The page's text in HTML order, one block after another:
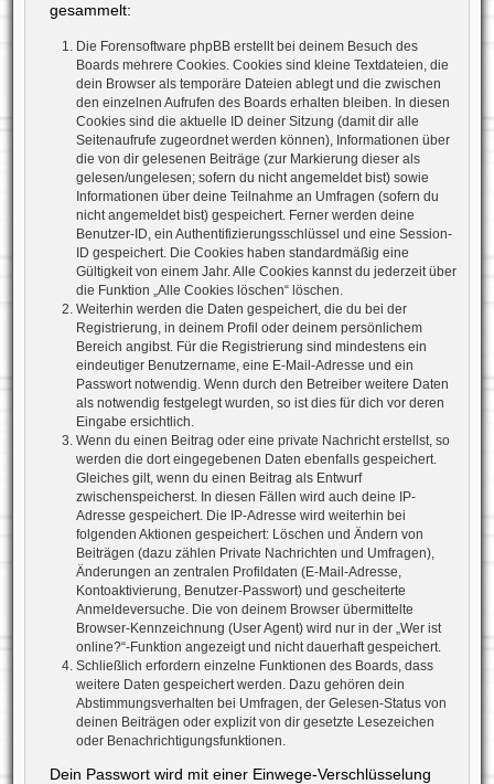
gesammelt:
Die Forensoftware phpBB erstellt bei deinem Besuch des
Boards mehrere Cookies. Cookies sind kleine Textdateien, die
dein Browser als temporäre Dateien ablegt und die zwischen
den einzelnen Aufrufen des Boards erhalten bleiben. In diesen
Cookies sind die aktuelle ID deiner Sitzung (damit dir alle
Seitenaufrufe zugeordnet werden können), Informationen über
die von dir gelesenen Beiträge (zur Markierung dieser als
gelesen/ungelesen; sofern du nicht angemeldet bist) sowie
Informationen über deine Teilnahme an Umfragen (sofern du
nicht angemeldet bist) gespeichert. Ferner werden deine
Benutzer-ID, ein Authentifizierungsschlüssel und eine Session-
ID gespeichert. Die Cookies haben standardmäßig eine
Gültigkeit von einem Jahr. Alle Cookies kannst du jederzeit über
die Funktion „Alle Cookies löschen“ löschen.
Weiterhin werden die Daten gespeichert, die du bei der
Registrierung, in deinem Profil oder deinem persönlichem
Bereich angibst. Für die Registrierung sind mindestens ein
eindeutiger Benutzername, eine E-Mail-Adresse und ein
Passwort notwendig. Wenn durch den Betreiber weitere Daten
als notwendig festgelegt wurden, so ist dies für dich vor deren
Eingabe ersichtlich.
Wenn du einen Beitrag oder eine private Nachricht erstellst, so
werden die dort eingegebenen Daten ebenfalls gespeichert.
Gleiches gilt, wenn du einen Beitrag als Entwurf
zwischenspeicherst. In diesen Fällen wird auch deine IP-
Adresse gespeichert. Die IP-Adresse wird weiterhin bei
folgenden Aktionen gespeichert: Löschen und Ändern von
Beiträgen (dazu zählen Private Nachrichten und Umfragen),
Änderungen an zentralen Profildaten (E-Mail-Adresse,
Kontoaktivierung, Benutzer-Passwort) und gescheiterte
Anmeldeversuche. Die von deinem Browser übermittelte
Browser-Kennzeichnung (User Agent) wird nur in der „Wer ist
online?“-Funktion angezeigt und nicht dauerhaft gespeichert.
Schließlich erfordern einzelne Funktionen des Boards, dass
weitere Daten gespeichert werden. Dazu gehören dein
Abstimmungsverhalten bei Umfragen, der Gelesen-Status von
deinen Beiträgen oder explizit von dir gesetzte Lesezeichen
oder Benachrichtigungsfunktionen.
Dein Passwort wird mit einer Einwege-Verschlüsselung